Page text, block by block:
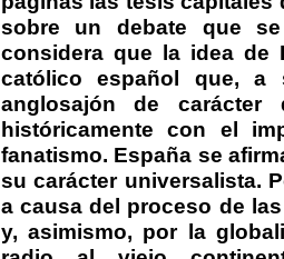
sobre un debate que
considera que la idea de
católico español que, a
anglosajón de carácter
históricamente con el
fanatismo. España se
su carácter universalista.
a causa del proceso de
y, asimismo, por la